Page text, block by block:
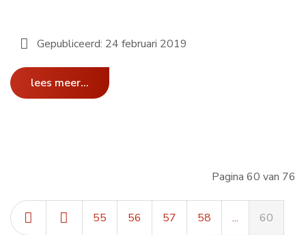
Gepubliceerd: 24 februari 2019
lees meer...
Pagina 60 van 76
55 56 57 58 ... 60